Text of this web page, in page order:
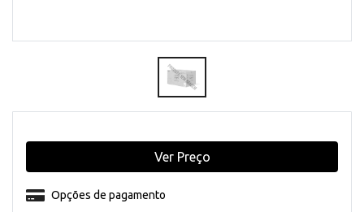
Opções de pagamento
Ver Preço